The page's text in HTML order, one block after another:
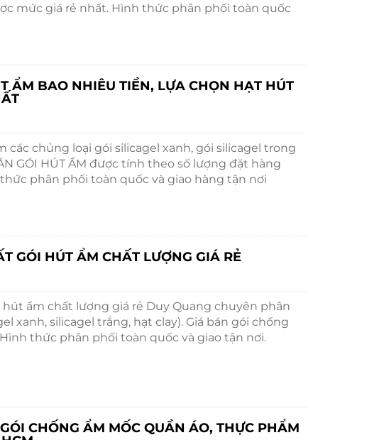
mức giá rẻ nhất. Hình thức phân phối toàn quốc
ẨM BAO NHIÊU TIỀN, LỰA CHỌN HẠT HÚT
các chủng loại gói silicagel xanh, gói silicagel trong
GÓI HÚT ẨM được tính theo số lượng đặt hàng
phân phối toàn quốc và giao hàng tận nơi
GÓI HÚT ẨM CHẤT LƯỢNG GIÁ RẺ
ẩm chất lượng giá rẻ Duy Quang chuyên phân
xanh, silicagel trắng, hạt clay). Giá bán gói chống
thức phân phối toàn quốc và giao tận nơi.
CHỐNG ẨM MỐC QUẦN ÁO, THỰC PHẨM